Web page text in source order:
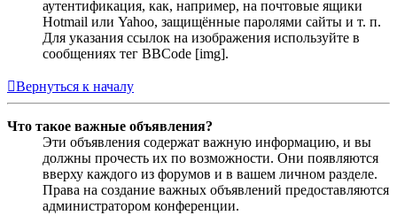
аутентификация, как, например, на почтовые ящики
Hotmail или Yahoo, защищённые паролями сайты и т. п.
Для указания ссылок на изображения используйте в
сообщениях тег BBCode [img].
Вернуться к началу
Что такое важные объявления?
Эти объявления содержат важную информацию, и вы
должны прочесть их по возможности. Они появляются
вверху каждого из форумов и в вашем личном разделе.
Права на создание важных объявлений предоставляются
администратором конференции.